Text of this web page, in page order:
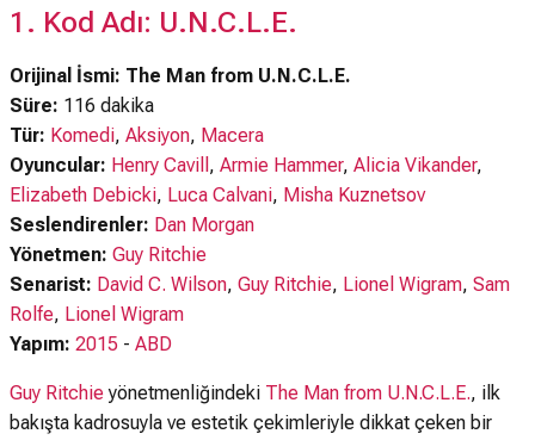
1. Kod Adı: U.N.C.L.E.
Orijinal İsmi: The Man from U.N.C.L.E.
Süre: 116 dakika
Tür: Komedi, Aksiyon, Macera
Oyuncular: Henry Cavill , Armie Hammer, Alicia Vikander,
Elizabeth Debicki, Luca Calvani, Misha Kuznetsov
Seslendirenler: Dan Morgan
Yönetmen: Guy Ritchie
Senarist: David C. Wilson, Guy Ritchie, Lionel Wigram, Sam
Rolfe, Lionel Wigram
Yapım: 2015 - ABD
Guy Ritchieyönetmenliğindeki The Man from U.N.C.L.E., ilk
bakışta kadrosuyla ve estetik çekimleriyle dikkat çeken bir